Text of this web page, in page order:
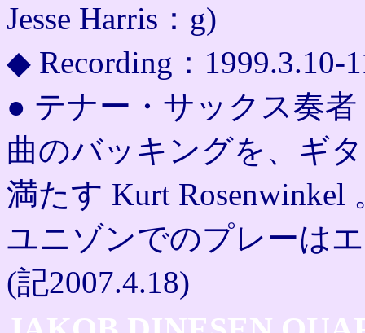
Jesse Harris：g)
◆ Recording：1999.3.10-
● テナー・サックス奏者
曲のバッキングを、ギ
満たす Kurt
ユニゾンでのプレーは
(記2007.4.18)